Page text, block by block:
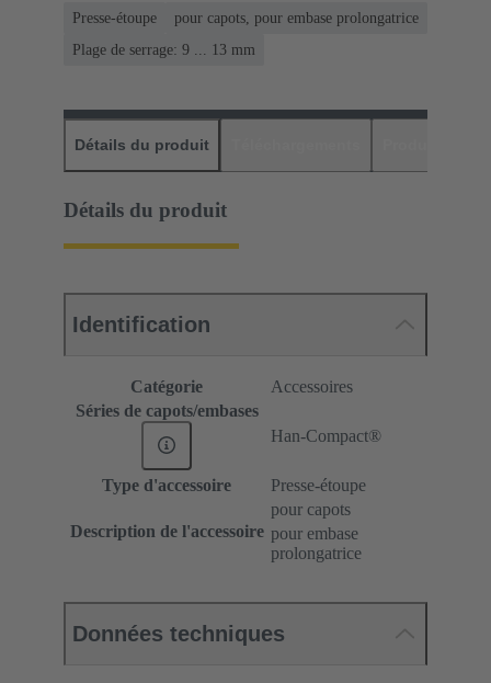
Presse-étoupe
pour capots, pour embase prolongatrice
Plage de serrage: 9 ... 13 mm
Détails du produit
Détails du produit
Identification
Catégorie
Accessoires
Séries de capots/embases
Han-Compact®
Type d'accessoire Presse-étoupe
Description de l'accessoire
pour capots
pour embase
prolongatrice
Données techniques